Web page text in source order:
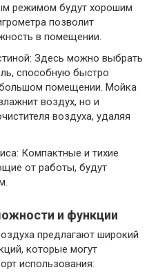
режимом будут хорошим
позволит
в помещении.
Здесь можно выбрать
способную быстро
помещении. Мойка
воздух, но и
воздуха, удаляя
Компактные и тихие
от работы, будут
и функции
предлагают широкий
которые могут
использования: